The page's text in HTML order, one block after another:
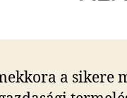
a sikere